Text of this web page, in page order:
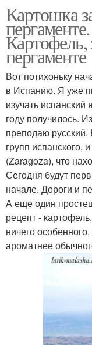
Картошка
Картофель,
пергаменте
Вот потихоньку
в Испанию. Я уже
изучать
году получилось.
преподаю русский.
групп испанского,
(Zaragoza), что
Сегодня будут
начале. Дороги и
А еще один
рецепт -
ничего
ароматнее